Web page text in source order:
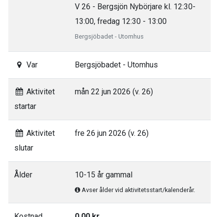
V 26 - Bergsjön Nybörjare kl. 12:30-
13:00, fredag 12:30 - 13:00
Bergsjöbadet - Utomhus
Var Bergsjöbadet - Utomhus
Aktivitet
startar
mån 22 jun 2026 (v. 26)
Aktivitet
slutar
fre 26 jun 2026 (v. 26)
Ålder 10-15 år gammal
Avser ålder vid aktivitetsstart/kalenderår.